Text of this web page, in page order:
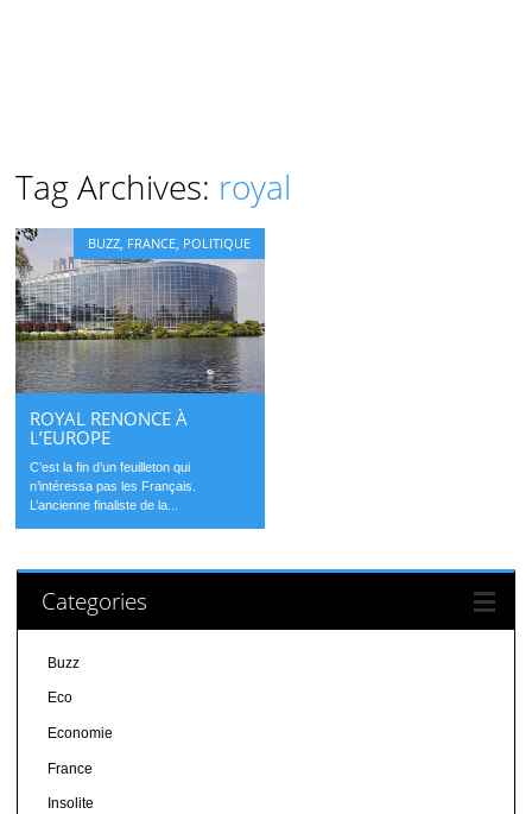
Tag Archives: royal
BUZZ FRANCE POLITIQUE
ROYAL RENONCE À
L’EUROPE
C’est la fin d’un feuilleton qui
n’intéressa pas les Français.
L’ancienne finaliste de la...
Categories
Buzz
Eco
Economie
France
Insolite